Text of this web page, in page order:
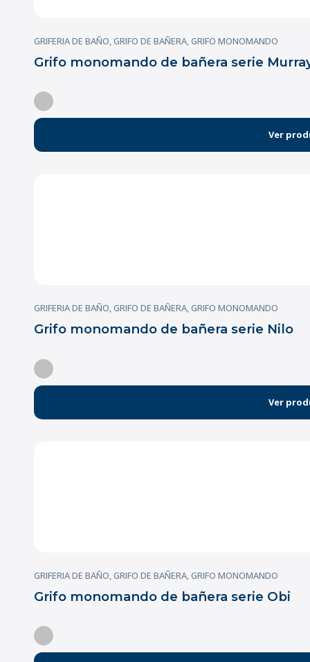
GRIFERIA DE BAÑO,GRIFO DE BAÑERA,GRIFO MONOMANDO
Grifo monomando de bañera serie
Ver
GRIFERIA DE BAÑO,GRIFO DE BAÑERA,GRIFO MONOMANDO
Grifo monomando de bañera serie Nilo
Ver
GRIFERIA DE BAÑO,GRIFO DE BAÑERA,GRIFO MONOMANDO
Grifo monomando de bañera serie Obi